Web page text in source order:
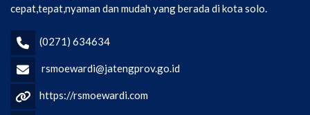
cepat,tepat,nyaman dan mudah yang berada di kota solo.
(0271) 634634
rsmoewardi@jatengprov.go.id
https://rsmoewardi.com